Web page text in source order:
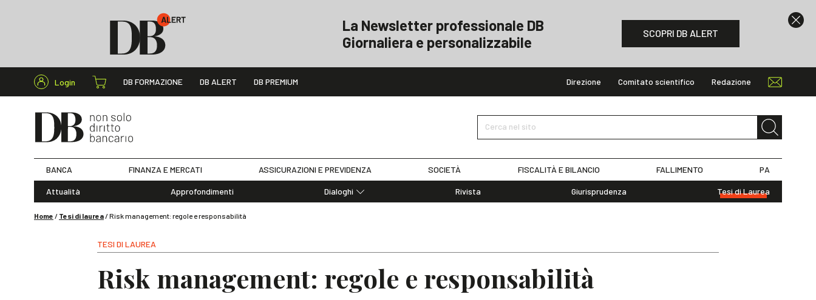
La Newsletter professionale DB
Giornaliera e personalizzabile
SCOPRI DB ALERT
Login DB FORMAZIONE DB ALERT DB PREMIUM Direzione Comitato scientifico Redazione
Cerca nel sito
BANCA FINANZA E MERCATI ASSICURAZIONI E PREVIDENZA SOCIETÀ FISCALITÀ E BILANCIO FALLIMENTO PA
Attualità Approfondimenti
Dialoghi
Rivista Giurisprudenza Tesi di Laurea
Home / Tesi di laurea/Risk management: regole e responsabilità
TESI DI LAUREA
Risk management: regole e responsabilità